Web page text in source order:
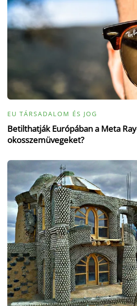
EU TÁRSADALOM ÉS JOG
Betilthatják Európában a Meta
okosszemüvegeket?